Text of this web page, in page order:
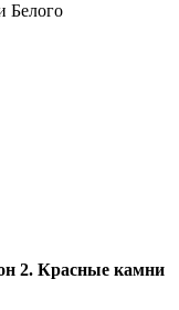
Белого
2. Красные камни